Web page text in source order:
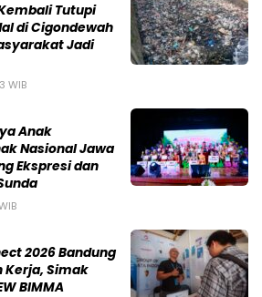
Tutupi
di Cigondewah
Jadi
WIB
Anak
Nasional Jawa
Ekspresi dan
2026 Bandung
Kerja, Simak
BIMMA